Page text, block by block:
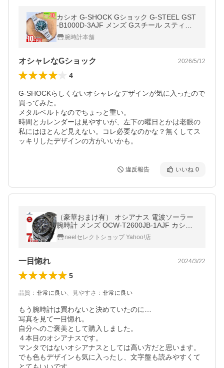
カシオ G-SHOCK Gショック G-STEEL GST
-B1000D-3AJF メンズ Gスチール スティー
ル Bluetooth 爆買
腕時計本舗
オシャレなGショック 2026/5/12
4
G-SHOCKらしくないオシャレなデザインが気に入ったので
買ってみた。
メタルベルトなのでちょっと重い。
時間とカレンダーは見やすいが、左下の曜日とかは老眼の
私にはほとんど見えない。コレ必要なのかな？無くしてス
ッキリしたデザインの方がいいかも。
違反報告 いいね 0
（豪華おまけ有） オシアナス 電波ソーラー
腕時計 メンズ OCW-T2600JB-1AJF カシオ
CASIO OCEANUS
neelセレクトショップ Yahoo!店
一目惚れ 2024/3/22
5
品質 ： 非常に良い、 見やすさ ： 非常に良い
もう腕時計は買わないと決めていたのに…
写真を見て一目惚れ。
自分へのご褒美として購入しました。
４本目のオシアナスです。
マンタではないオシアナスとしては高い方だと思います。
でも色もデザインも気に入ったし、文字盤も読みやすくて